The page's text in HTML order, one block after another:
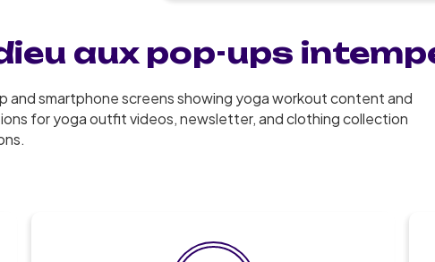
aux pop-ups